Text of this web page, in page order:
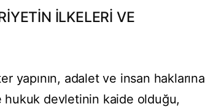
İLKELERİ VE
yapının, adalet ve insan haklarına
devletinin kaide olduğu,